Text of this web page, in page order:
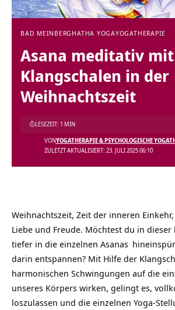
BAD MEINBERG HATHA YOGAYOGATHERAPIE
Asana meditativ mit
Klangschalen in der
Weihnachtszeit
ZULETZT AKTUALISIERT: 23. JULI 2025 06:10
VONYOGATHERAPIE & PSYCHOLOGISCHE
LESEZEIT: 1 MIN
Weihnachtszeit, Zeit der inneren
Liebe und Freude. Möchtest du in dieser
tiefer in die einzelnen Asanas
darin entspannen? Mit Hilfe der
harmonischen Schwingungen auf die
unseres Körpers wirken, gelingt es,
loszulassen und die einzelnen Yoga-